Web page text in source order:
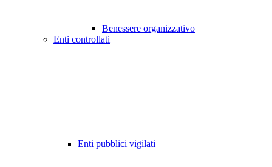
Benessere organizzativo
Enti controllati
Enti pubblici vigilati